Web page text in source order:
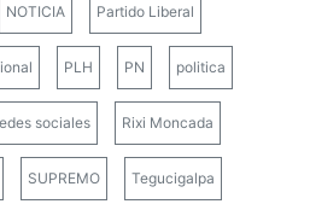
NOTICIA Partido Liberal
PLH PN politica
sociales Rixi Moncada
SUPREMO Tegucigalpa